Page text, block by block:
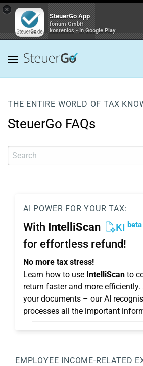
×
SteuerGo App
forium GmbH
kostenlos - In Google Play
THE ENTIRE WORLD OF TAX
SteuerGo FAQs
AI POWER FOR YOUR TAX:
With IntelliScan KI beta
for effortless refund!
No more tax stress!
Learn how to use IntelliScan to
return faster and more
your documents – our AI
processes all the important
EMPLOYEE INCOME-RELATED